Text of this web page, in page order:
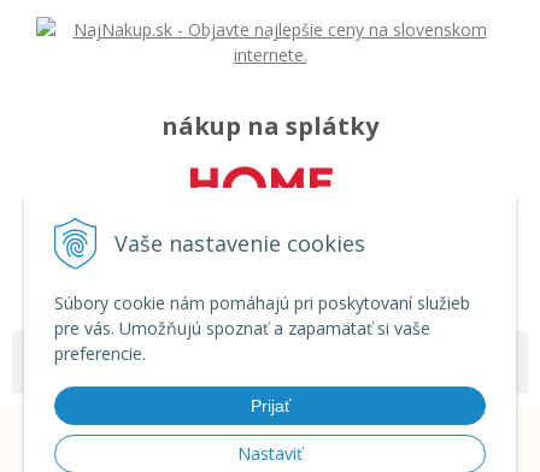
Vaše nastavenie cookies
Súbory cookie nám pomáhajú pri poskytovaní služieb
pre vás. Umožňujú spoznať a zapamätať si vaše
preferencie.
Prijať
Nastaviť
nákup na splátky
© 2026 Môj svet - rozličný tovar •